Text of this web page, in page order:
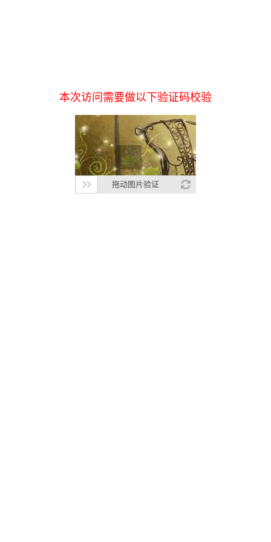
本次访问需要做以下验证码校验
拖动图片验证